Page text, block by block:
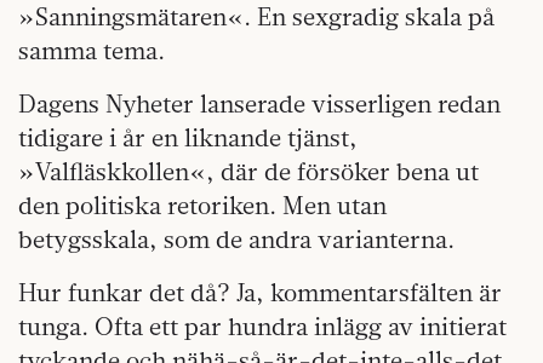
»Sanningsmätaren«. En sexgradig skala på
samma tema.
Dagens Nyheter lanserade visserligen redan
tidigare i år en liknande tjänst,
»Valfläskkollen«, där de försöker bena ut
den politiska retoriken. Men utan
betygsskala, som de andra varianterna.
Hur funkar det då? Ja, kommentarsfälten är
tunga. Ofta ett par hundra inlägg av initierat